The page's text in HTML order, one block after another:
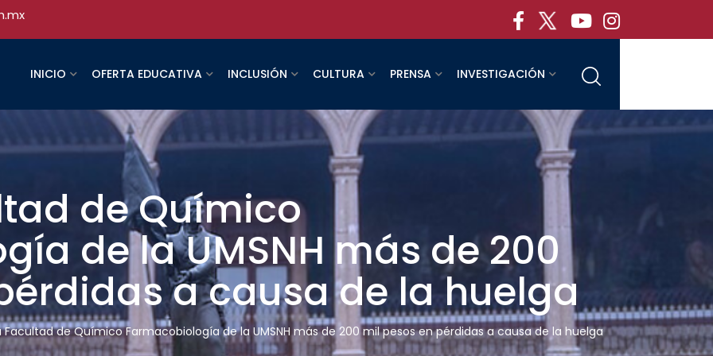
INICIO OFERTA EDUCATIVA INCLUSIÓN CULTURA PRENSA INVESTIGACIÓN
de Químico
de la UMSNH más de 200
a causa de la huelga
Facultad de Químico Farmacobiología de la UMSNH más de 200 mil pesos en pérdidas a causa de la huelga